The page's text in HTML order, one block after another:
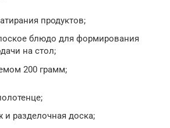
продуктов;
блюдо для формирования
на стол;
200 грамм;
разделочная доска;